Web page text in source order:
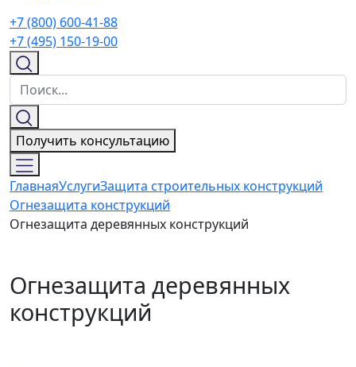
+7 (800) 600-41-88
+7 (495) 150-19-00
Получить консультацию
ГлавнаяУслугиЗащита строительных конструкций
Огнезащита конструкций
Огнезащита деревянных конструкций
Огнезащита деревянных
конструкций